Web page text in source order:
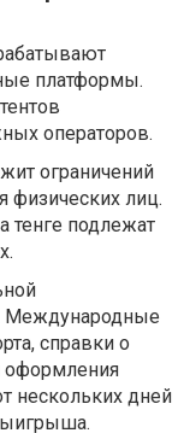
платформы.
операторов.
ограничений
физических лиц.
подлежат
Международные
справки о
оформления
нескольких дней